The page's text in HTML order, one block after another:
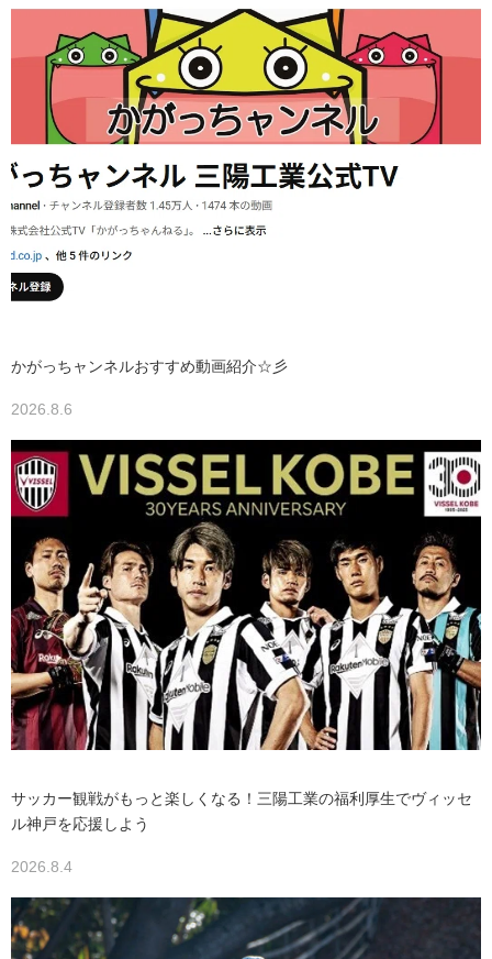
かがっちャンネルおすすめ動画紹介☆彡
2026.8.6
サッカー観戦がもっと楽しくなる！三陽工業の福利厚生でヴィッセ
ル神戸を応援しよう
2026.8.4